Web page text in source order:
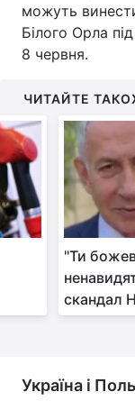
можуть
Білого Орла
8 червня.
ЧИТАЙТЕ
"Ти
скандал
Україна і